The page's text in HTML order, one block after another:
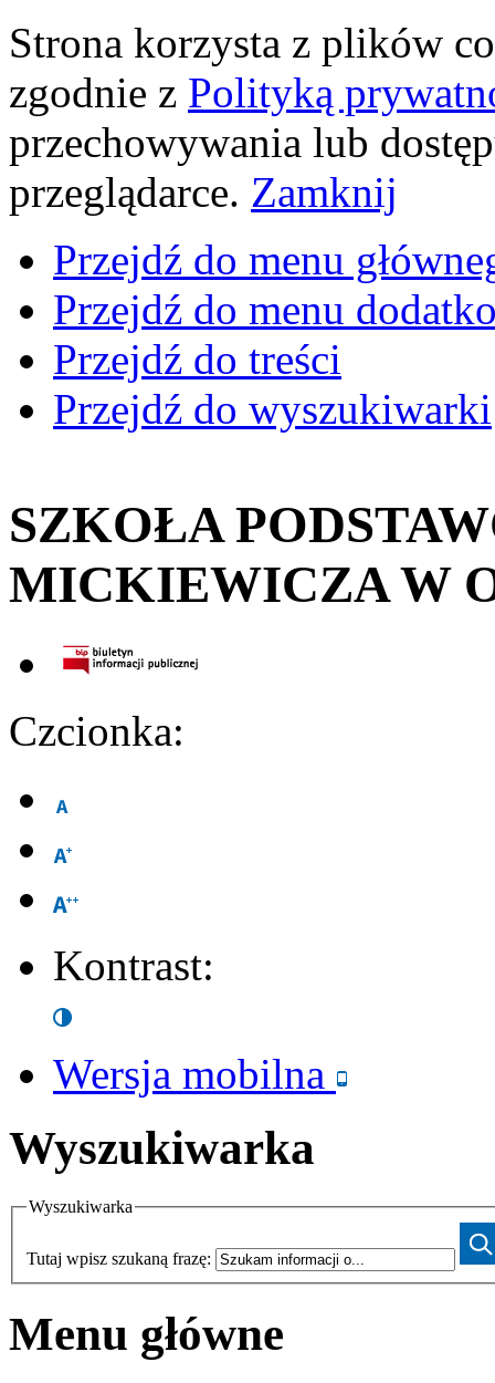
Strona korzysta z plików
zgodnie z Polityką
przechowywania lub
przeglądarce. Zamknij
Przejdź do menu
Przejdź do menu
Przejdź do treści
Przejdź do wyszukiwarki
SZKOŁA
MICKIEWICZA W
Czcionka:
Kontrast:
Wersja mobilna
Wyszukiwarka
Wyszukiwarka
Tutaj wpisz szukaną frazę:
Menu główne